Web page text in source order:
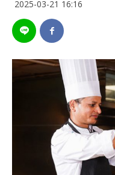
2025-03-21 16:16